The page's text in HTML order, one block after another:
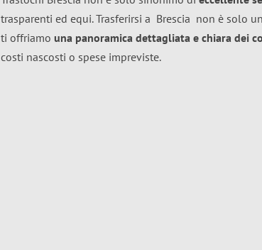
trasparenti ed equi. Trasferirsi a Brescia non è solo
ti offriamo una panoramica dettagliata e chiara dei
costi nascosti o spese impreviste.